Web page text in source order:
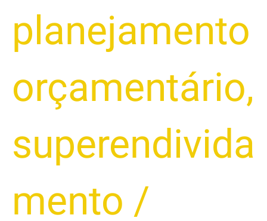
planejamento
orçamentário,
superendivida
mento /